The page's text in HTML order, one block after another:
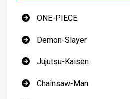
ONE-PIECE
Demon-Slayer
Jujutsu-Kaisen
Chainsaw-Man